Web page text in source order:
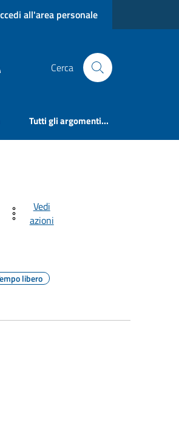
all'area personale
Cerca
Tutti gli argomenti...
Vedi
azioni
libero